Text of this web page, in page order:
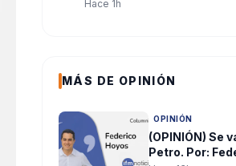
Hace 1h
MÁS DE OPINIÓN
OPINIÓN
(OPINIÓN) Se
Petro. Por: